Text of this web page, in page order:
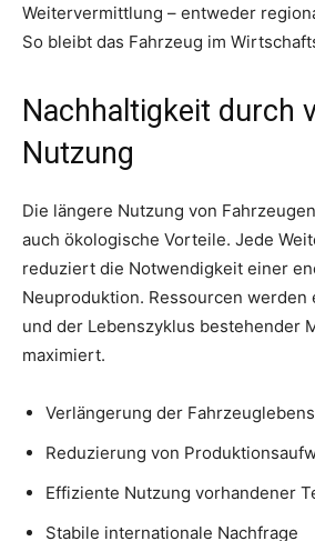
Weitervermittlung – entweder
So bleibt das Fahrzeug im
Nachhaltigkeit durch
Nutzung
Die längere Nutzung von
auch ökologische Vorteile. Jede
reduziert die Notwendigkeit einer
Neuproduktion. Ressourcen
und der Lebenszyklus bestehender
maximiert.
Verlängerung der
Reduzierung von
Effiziente Nutzung vorhandener
Stabile internationale Nachfrage